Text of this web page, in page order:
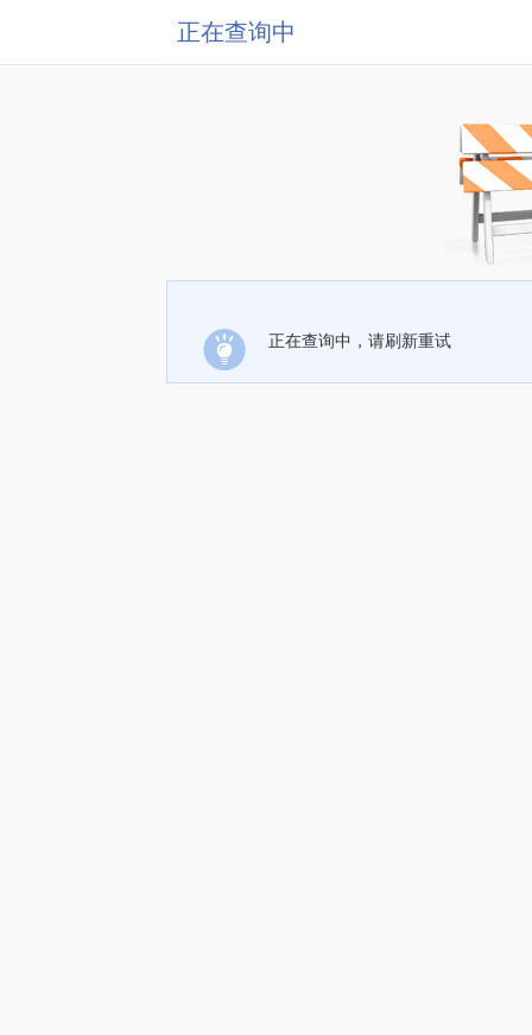
正在查询中
正在查询中，请刷新重试